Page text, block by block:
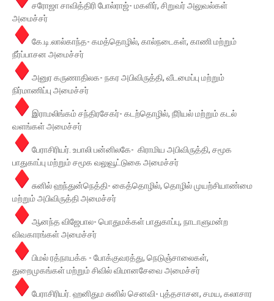
சரோஜா சாவித்திரி போல்ராஜ்- மகளிர், சிறுவர் அலுவல்கள்
அமைச்சர்
கே.டி.லால்காந்த- கமத்தொழில், கால்நடைகள், காணி மற்றும்
நீர்ப்பாசன அமைச்சர்
அனுர கருணாதிலக- நகர அபிவிருத்தி, வீடமைப்பு மற்றும்
நிர்மாணிப்பு அமைச்சர்
இராமலிங்கம் சந்திரசேகர்- கடற்தொழில், நீரியல் மற்றும் கடல்
வளங்கள் அமைச்சர்
பேராசிரியர். உபாலி பன்னிலகே- கிராமிய அபிவிருத்தி, சமூக
பாதுகாப்பு மற்றும் சமூக வலுவூட்டுகை அமைச்சர்
சுனில் ஹந்துன்நெத்தி- கைத்தொழில், தொழில் முயற்சியாண்மை
மற்றும் அபிவிருத்தி அமைச்சர்
ஆனந்த விஜேபால- பொதுமக்கள் பாதுகாப்பு, நாடாளுமன்ற
விவகாரங்கள் அமைச்சர்
பிமல் ரத்நாயக்க - போக்குவரத்து, நெடுஞ்சாலைகள்,
துறைமுகங்கள் மற்றும் சிவில் விமானசேவை அமைச்சர்
பேராசிரியர். ஹனிதும சுனில் செனவி- புத்தசாசன, சமய, கலாசார